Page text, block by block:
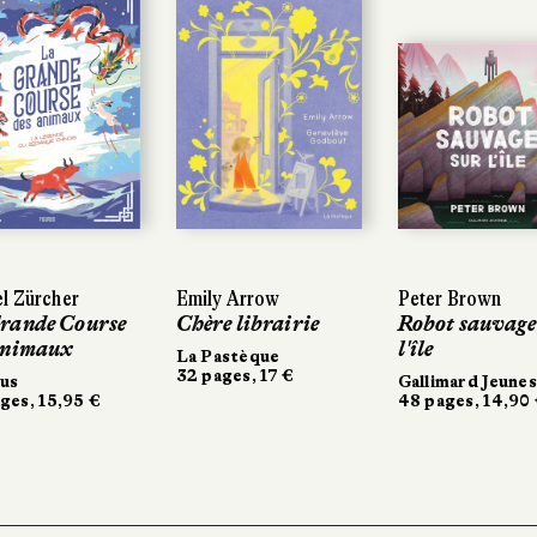
Course
15,95 €
Emily Arrow
Chère librairie
La Pastèque
32 pages, 17 €
Peter Brown
Robot sauvage sur
Gallimard Jeunesse
48 pages, 14,90 €
Course
€
Emily Arrow
Chère librairie
La Pastèque
32 pages, 17 €
Peter Brown
Robot sauvage sur
Gallimard Jeunesse
48 pages, 14,90 €